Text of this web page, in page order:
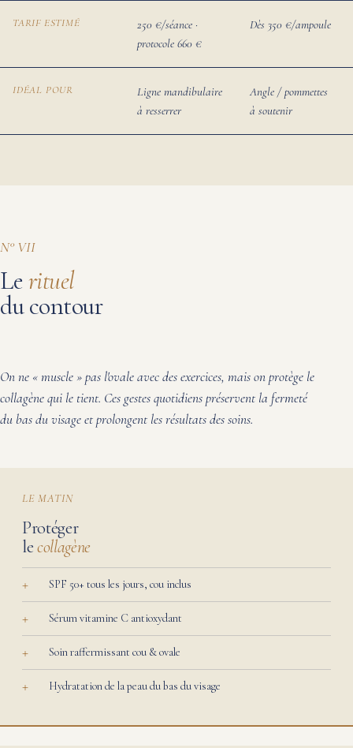
TARIF ESTIMÉ
250 €/séance ·
protocole 660 €
Dès 350 €/ampoule
IDÉAL POUR
Ligne mandibulaire
à resserrer
Angle / pommettes
à soutenir
N° VII
Le rituel
du contour
On ne « muscle » pas l'ovale avec des exercices, mais on protège le
collagène qui le tient. Ces gestes quotidiens préservent la fermeté
du bas du visage et prolongent les résultats des soins.
LE MATIN
Protéger
lecollagène
SPF 50+ tous les jours, cou inclus
Sérum vitamine C antioxydant
Soin raffermissant cou & ovale
Hydratation de la peau du bas du visage